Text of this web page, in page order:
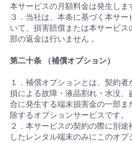
本サービスの月額料金は発生しま
３．当社は、本条に基づく本サ
いて、損害賠償または本サービス
部の返金は行いません 。
第二十条 （補償オプション）
１．補償オプションとは、契約
損による故障・液晶割れ・水没、
合に発生する端末損害金の一部ま
除するオプションサービスです。
２．本サービスの契約の際に別
したレンタル端末のみにこのオプ